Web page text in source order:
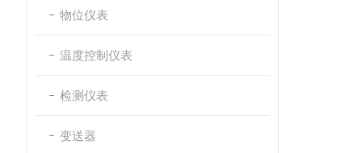
物位仪表
温度控制仪表
检测仪表
变送器